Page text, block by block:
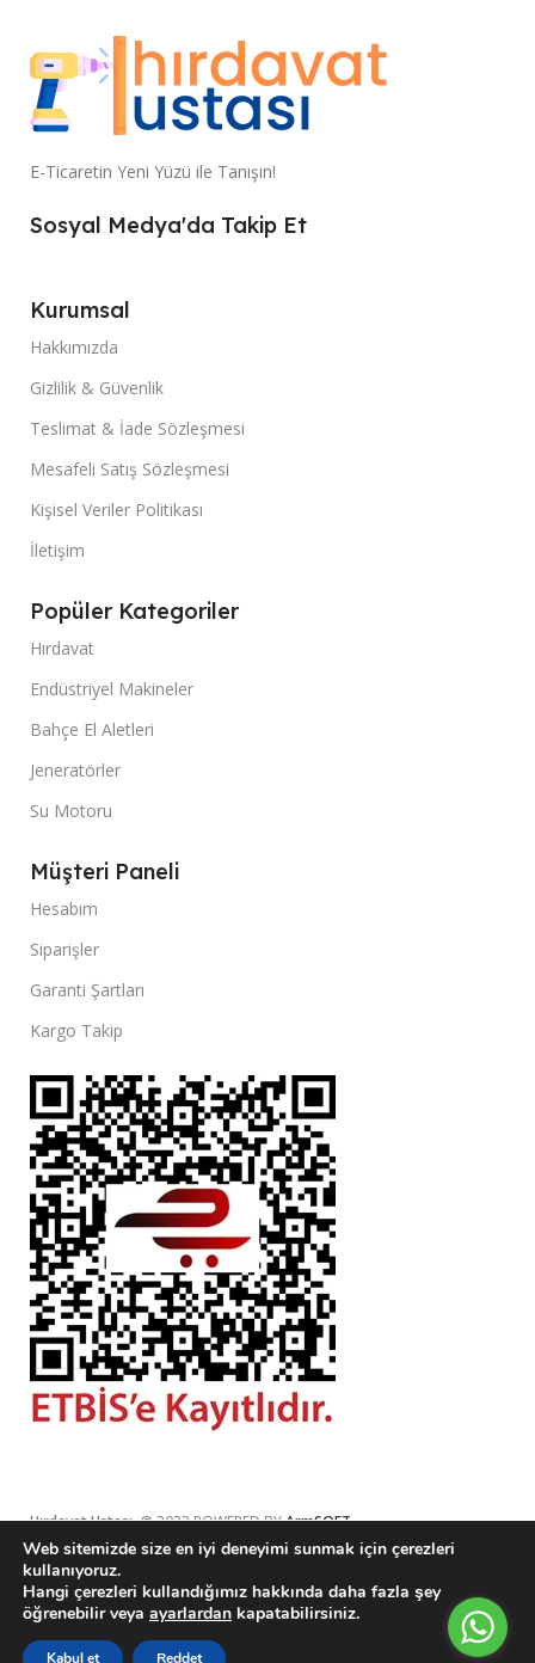
E-Ticaretin Yeni Yüzü ile Tanışın!
Sosyal Medya'da Takip Et
Kurumsal
Hakkımızda
Gizlilik & Güvenlik
Teslimat & İade Sözleşmesi
Mesafeli Satış Sözleşmesi
Kişisel Veriler Politikası
İletişim
Popüler Kategoriler
Hırdavat
Endüstriyel Makineler
Bahçe El Aletleri
Jeneratörler
Su Motoru
Müşteri Paneli
Hesabım
Siparişler
Garanti Şartları
Kargo Takip
Hırdavat Ustası@ 2023 POWERED BYArmSOFT
® Hırdavat Ustası by Armsoft
Web sitemizde size en iyi deneyimi sunmak için çerezleri
kullanıyoruz.
Hangi çerezleri kullandığımız hakkında daha fazla şey
öğrenebilir veya ayarlardan kapatabilirsiniz.
Kabul et Reddet